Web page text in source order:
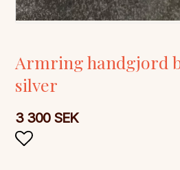
Armring handgjord
silver
3 300 SEK